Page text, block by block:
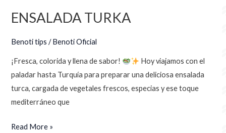
ENSALADA TURKA
Benoti tips /Benoti Oficial
¡Fresca, colorida y llena de sabor!
Hoy viajamos con el
paladar hasta Turquía para preparar una deliciosa ensalada
turca, cargada de vegetales frescos, especias y ese toque
mediterráneo que
Read More »